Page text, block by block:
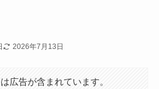
2026年7月13日
広告が含まれています。